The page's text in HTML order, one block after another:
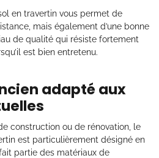
en travertin vous permet de
mais également d’une bonne
de qualité qui résiste fortement
est bien entretenu.
adapté aux
construction ou de rénovation, le
est particulièrement désigné en
partie des matériaux de